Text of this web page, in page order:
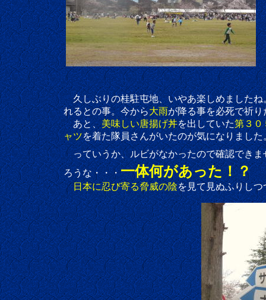
久しぶりの桂駐屯地、いやあ楽しめましたね。
れるとの事。今から大雨が降る事を必死で祈
あと、美味しい唐揚げ丼を出していた第３０
ャツを着た隊員さんがいたのが気になりました
っていうか、ルビがなかったので確認できませ
ろうな・・・一体何があった！？
日本に忍び寄る脅威の陰を見て見ぬふりし